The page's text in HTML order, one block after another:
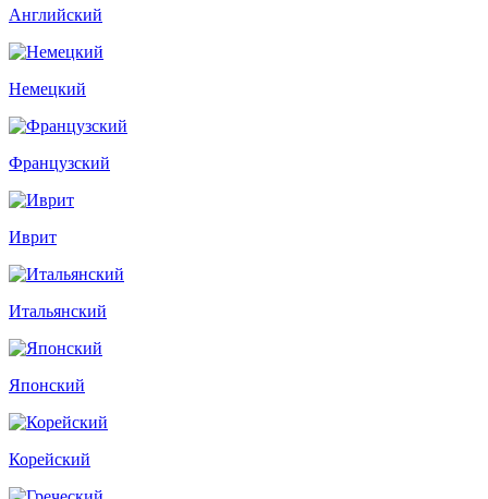
Английский
Немецкий
Французский
Иврит
Итальянский
Японский
Корейский